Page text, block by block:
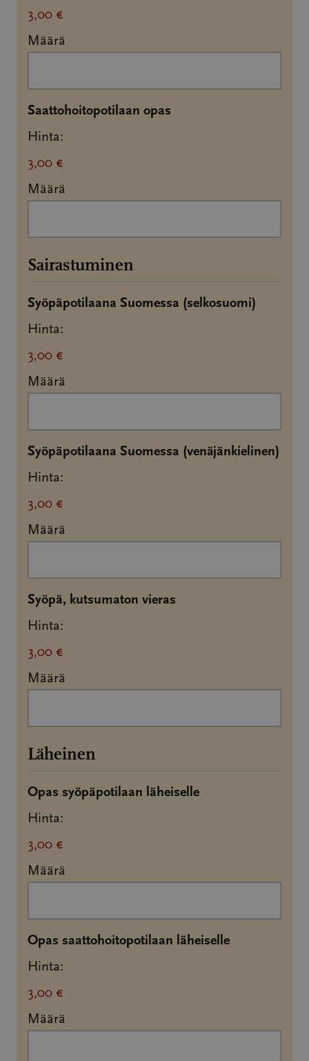
3,00 €
Määrä
Saattohoitopotilaan opas
Hinta:
3,00 €
Määrä
Sairastuminen
Syöpäpotilaana Suomessa (selkosuomi)
Hinta:
3,00 €
Määrä
Syöpäpotilaana Suomessa (venäjänkielinen)
Hinta:
3,00 €
Määrä
Syöpä, kutsumaton vieras
Hinta:
3,00 €
Määrä
Läheinen
Opas syöpäpotilaan läheiselleMäärä
Hinta:
3,00 €
Määrä
Opas saattohoitopotilaan läheiselleMäärä
Hinta:
3,00 €
Määrä